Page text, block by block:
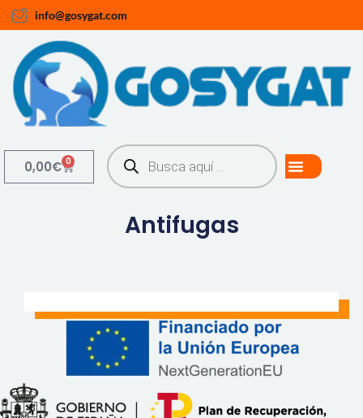
info@gosygat.com
0,00€ 0
Antifugas